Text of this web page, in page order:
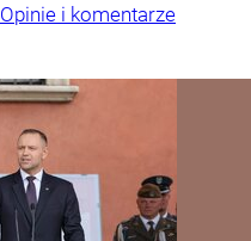
Opinie i komentarze